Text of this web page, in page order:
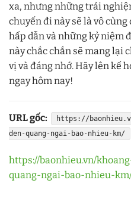
xa, nhưng những trải
chuyến đi này sẽ là vô
hấp dẫn và những kỷ niệm
này chắc chắn sẽ mang lại
vị và đáng nhớ. Hãy lên kế
ngay hôm nay!
URL gốc:
https://
den-quang-ngai-bao-nhieu-km/
https://baonhieu.vn/
quang-ngai-bao-nhieu-